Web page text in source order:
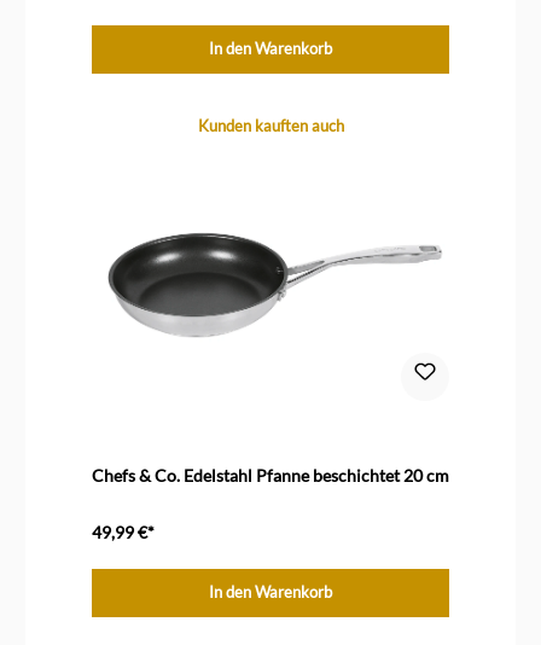
In den Warenkorb
Produktgalerie überspringenKunden kauften auch
Chefs & Co. Edelstahl Pfanne beschichtet 20 cm
49,99 €*
In den Warenkorb